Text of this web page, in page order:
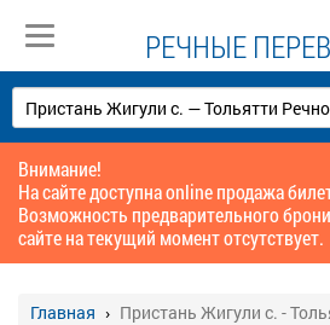
РЕЧНЫЕ
Внимание!
На сайте доступна online продажа
Возможность предварительного
сайте на текущий момент отсутствует.
Главная Пристань Жигули с. -